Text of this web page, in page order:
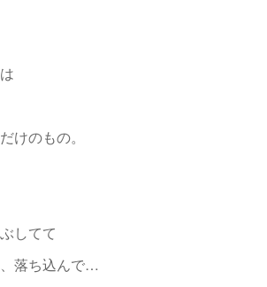
けのもの。
してて
落ち込んで…